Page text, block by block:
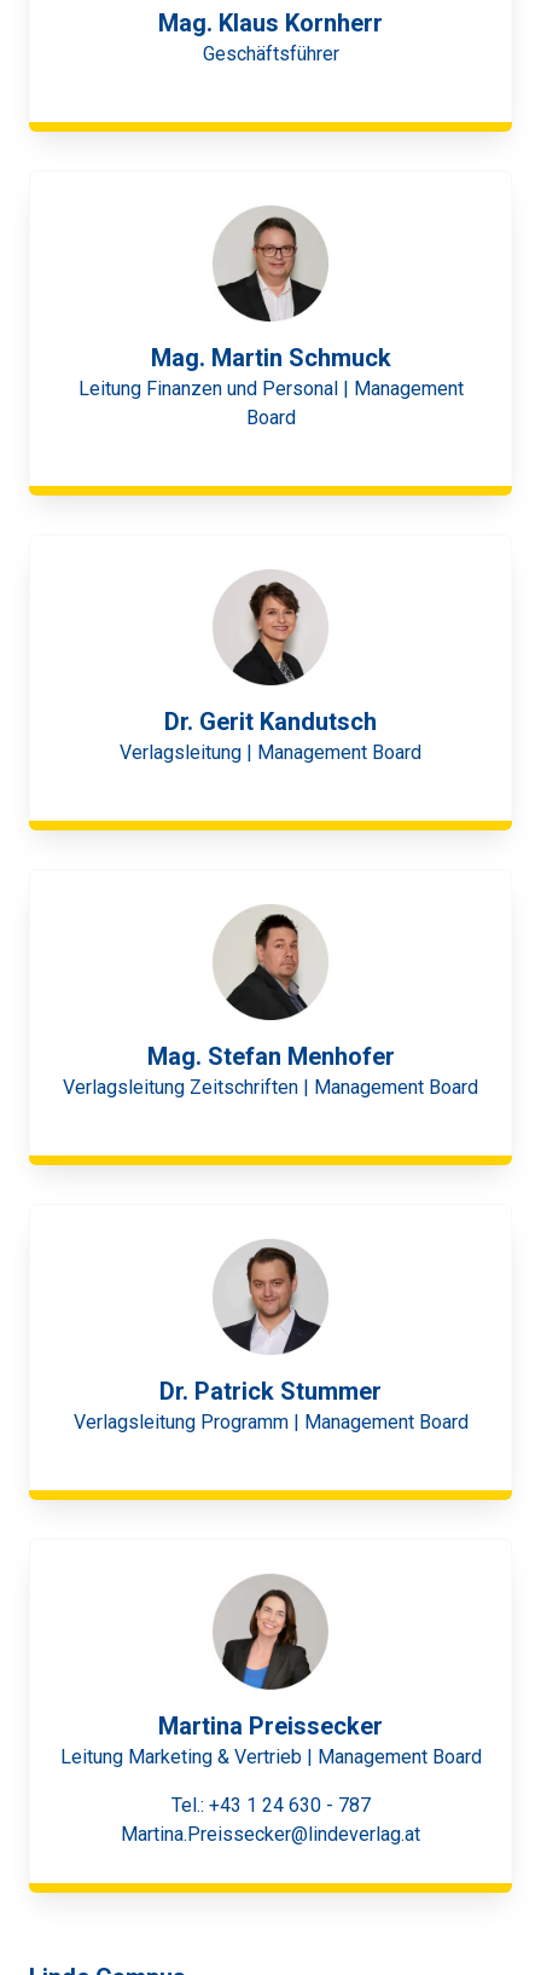
Mag. Klaus Kornherr
Geschäftsführer
Mag. Martin Schmuck
Leitung Finanzen und Personal | Management
Board
Dr. Gerit Kandutsch
Verlagsleitung | Management Board
Mag. Stefan Menhofer
Verlagsleitung Zeitschriften | Management Board
Dr. Patrick Stummer
Verlagsleitung Programm | Management Board
Martina Preissecker
Leitung Marketing & Vertrieb | Management Board
Tel.: +43 1 24 630 - 787
Martina.Preissecker@lindeverlag.at